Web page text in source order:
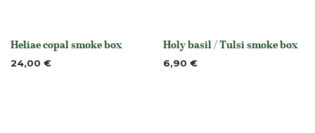
Niet op voorraad
Heliae copal smoke box
24,00 € None
Holy basil / Tulsi smoke box
6,90 €